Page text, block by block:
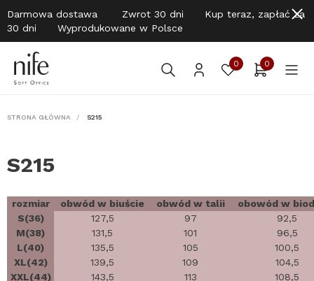
Darmowa dostawa Zwrot 30 dni Kup teraz, zapłać za
30 dni Wyprodukowane w Polsce
0 0
STRONA GŁÓWNA S215
S215
rozmiar obwód w biuście obwód w talii
obowód w
S(36)
127,5 97
92,5
M(38)
131,5 101
96,5
L(40)
135,5 105
100,5
XL(42)
139,5 109
104,5
XXL(44)
143,5 113 108,5